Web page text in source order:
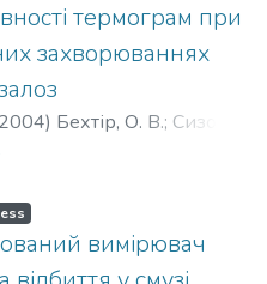
термограм при
захворюваннях
2004) Бехтір, О. В.; Сизов,
Є.
;Nosko, M. M.
P.; Бехтир, Е. В.;Сизов,
Е. Носко, М. М.
вимірювач